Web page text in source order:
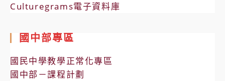
Culturegrams電子資料庫
國中部專區
國民中學教學正常化專區
國中部－課程計劃